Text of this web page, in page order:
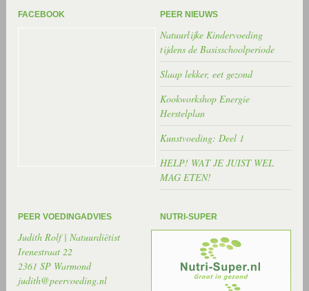
FACEBOOK PEER NIEUWS
Natuurlijke Kindervoeding
tijdens de Basisschoolperiode
Slaap lekker, eet gezond
Kookworkshop Energie
Herstelplan
Kunstvoeding: Deel 1
HELP! WAT JE JUIST WEL
MAG ETEN!
PEER VOEDINGADVIES
Judith Rolf | Natuurdiëtist
Irenestraat 22
2361 SP Warmond
judith@peervoeding.nl
NUTRI-SUPER